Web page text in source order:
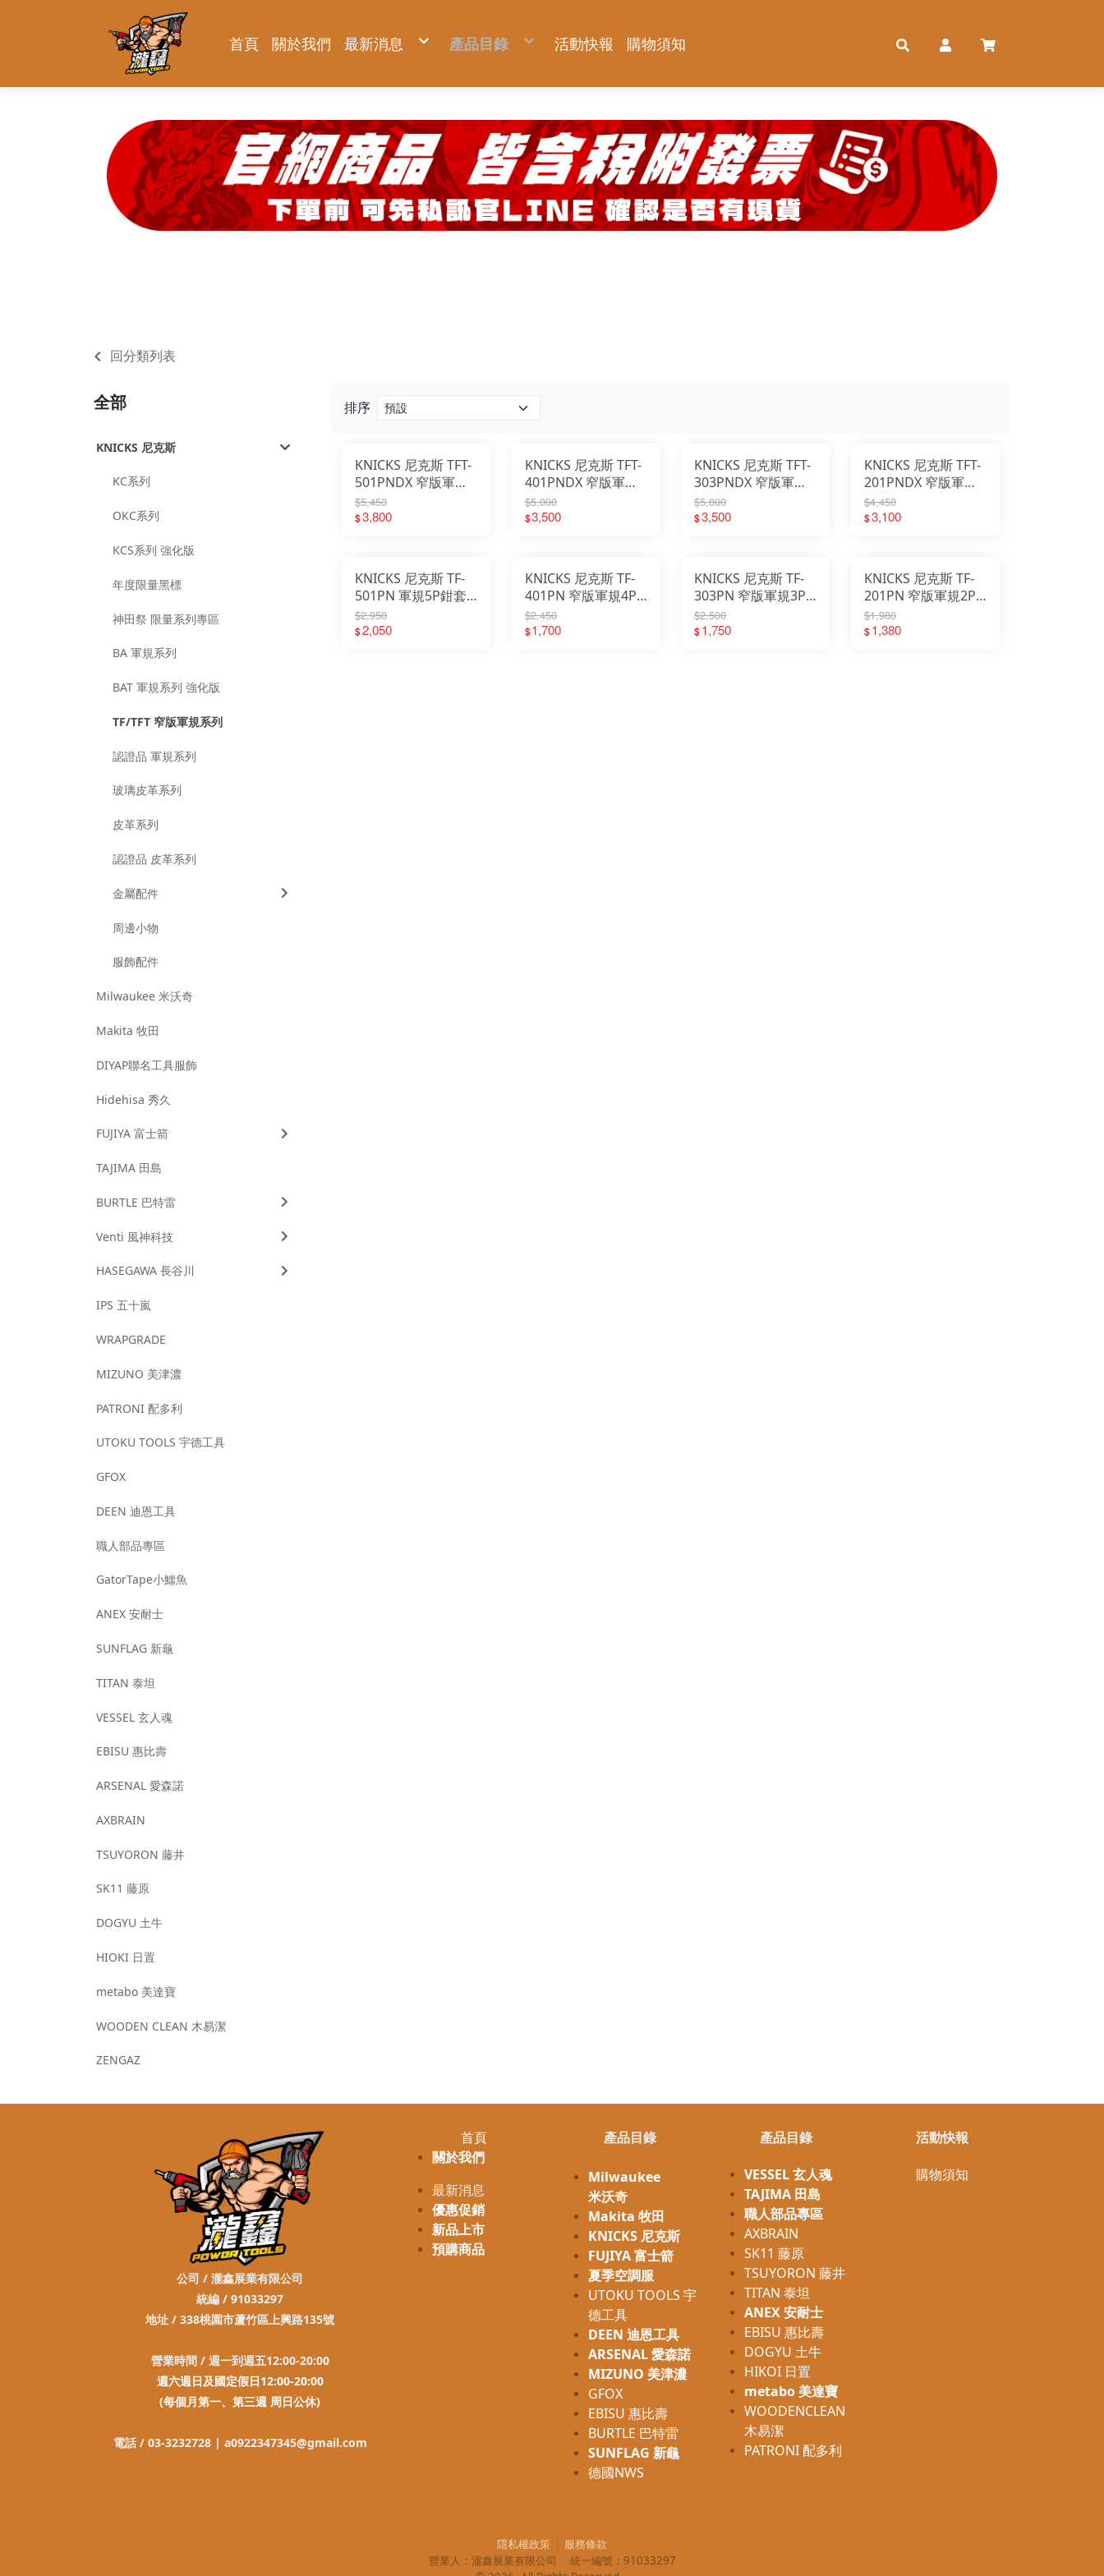
首頁 關於我們 最新消息
AC1154-側腰款背心
AC2094HB-上背款背心
AC2096-側腰款短袖
AC2096HB-上背款短袖
AC2111-上背款反光長袖(可拆)
AC2114-上背款反光背心
AC2121-下背款休閒長袖(可拆)
AC2124-下背款休閒背心
產品目錄
KC系列
OKC系列
KCS系列 強化版
年度限量黑標
神田祭 限量系列專區
BAT 軍規系列 強化版
TF/TFT 窄版軍規系列
KUROKIN 黑金
斜口鉗系列
管鉗系列
剝線鉗系列
剪鉗系列
ZERO系列
鐵鎚系列
BURTLE 巴特雷
AC2094-側腰款背心
AC1154-側腰款背心
AC2094HB-上背款背心
AC2096-側腰款短袖
AC2096HB-上背款短袖
AC2111-上背款反光長袖(可拆)
AC2114-上背款反光背心
AC2121-下背款休閒長袖(可拆)
AC2124-下背款休閒背心
Venti 風神科技
22V空調服系列
30V全新升級系列
HASEGAWA 長谷川
腳輕系列
免蹲超人系列
工業級踏台
IPS 五十嵐
WRAPGRADE
MIZUNO 美津濃
PATRONI 配多利
UTOKU TOOLS 宇德工具
GFOX
DEEN 迪恩工具
職人部品專區
GatorTape小鱷魚
活動快報 購物須知
回分類列表
排序
KNICKS 尼克斯 TFT-
501PNDX 窄版軍規
強化版5P鉗套 2025
新款
$5,450
$3,800
KNICKS 尼克斯 TFT-
401PNDX 窄版軍規
強化版4P鉗套 2025
新款
$5,000
$3,500
KNICKS 尼克斯 TFT-
303PNDX 窄版軍規
強化版3P鉗套 2025
新款
$5,000
$3,500
KNICKS 尼克斯 TFT-
201PNDX 窄版軍規
強化版2P鉗套 2025
新款
$4,450
$3,100
KNICKS 尼克斯 TF-
501PN 軍規5P鉗套
直穿式
$2,950
$2,050
KNICKS 尼克斯 TF-
401PN 窄版軍規4P
鉗套 直穿式 2025新
款
$2,450
$1,700
KNICKS 尼克斯 TF-
303PN 窄版軍規3P
鉗套 直穿式 2025新
款
$2,500
$1,750
KNICKS 尼克斯 TF-
201PN 窄版軍規2P
鉗套 直穿式 2025新
款
$1,980
$1,380
全部
KNICKS 尼克斯
KC系列
OKC系列
KCS系列 強化版
年度限量黑標
神田祭 限量系列專區
BA 軍規系列
BAT 軍規系列 強化版
TF/TFT 窄版軍規系列
認證品 軍規系列
玻璃皮革系列
皮革系列
認證品 皮革系列
金屬配件
周邊小物
服飾配件
Milwaukee 米沃奇
Makita 牧田
DIYAP聯名工具服飾
Hidehisa 秀久
FUJIYA 富士箭
TAJIMA 田島
BURTLE 巴特雷
Venti 風神科技
HASEGAWA 長谷川
IPS 五十嵐
WRAPGRADE
MIZUNO 美津濃
PATRONI 配多利
UTOKU TOOLS 宇德工具
GFOX
DEEN 迪恩工具
職人部品專區
GatorTape小鱷魚
ANEX 安耐士
SUNFLAG 新龜
TITAN 泰坦
VESSEL 玄人魂
EBISU 惠比壽
ARSENAL 愛森諾
AXBRAIN
TSUYORON 藤井
SK11 藤原
DOGYU 土牛
HIOKI 日置
metabo 美達寶
WOODEN CLEAN 木易潔
ZENGAZ
公司 / 瀧鑫展業有限公司
統編 / 91033297
地址 / 338桃園市蘆竹區上興路135號
營業時間 / 週一到週五12:00-20:00
週六週日及國定假日12:00-20:00
(每個月第一、第三週 周日公休)
電話 / 03-3232728 | a0922347345@gmail.com
首頁
關於我們
最新消息
優惠促銷
新品上市
預購商品
產品目錄
Milwaukee
米沃奇
Makita 牧田
KNICKS 尼克斯
FUJIYA 富士箭
夏季空調服
UTOKU TOOLS 宇
德工具
DEEN 迪恩工具
ARSENAL 愛森諾
MIZUNO 美津濃
GFOX
EBISU 惠比壽
BURTLE 巴特雷
SUNFLAG 新龜
德國NWS
產品目錄
VESSEL 玄人魂
TAJIMA 田島
職人部品專區
AXBRAIN
SK11 藤原
TSUYORON 藤井
TITAN 泰坦
ANEX 安耐士
EBISU 惠比壽
DOGYU 土牛
HIKOI 日置
metabo 美達寶
WOODENCLEAN
木易潔
PATRONI 配多利
活動快報
購物須知
隱私權政策
服務條款
營業人： 瀧鑫展業有限公司 統一編號： 91033297